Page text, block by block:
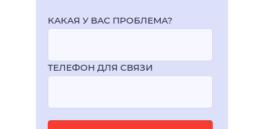
КАКАЯ У ВАС ПРОБЛЕМА?
ТЕЛЕФОН ДЛЯ СВЯЗИ